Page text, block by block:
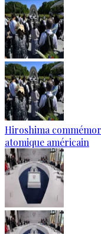
Hiroshima
atomique américain